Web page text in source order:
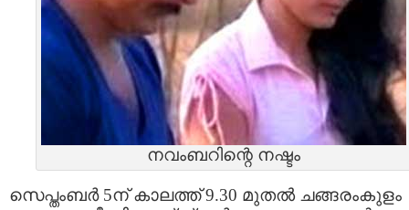
നവംബറിന്റെ നഷ്ടം
സെപ്തംബര്‍ 5ന് കാലത്ത് 9.30 മുതല്‍ ചങ്ങരംകുളം